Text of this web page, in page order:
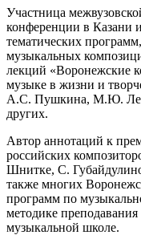
Участница
конференции в Казани
тематических
музыкальных
лекций «Воронежские
музыке в жизни и
А.С. Пушкина, М.Ю.
других.
Автор аннотаций к
российских
Шнитке, С.
также многих
программ по
методике
музыкальной школе.